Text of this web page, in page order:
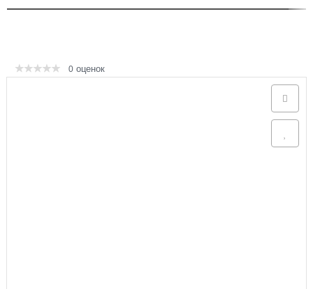
0 оценок
Серверы и СХД